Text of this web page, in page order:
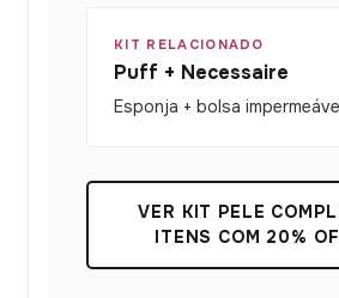
KIT RELACIONADO
Puff + Necessaire
Esponja + bolsa
VER KIT PELE
ITENS COM 20%